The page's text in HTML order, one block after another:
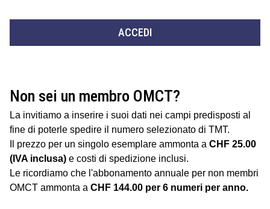
ACCEDI
Non sei un membro OMCT?
La invitiamo a inserire i suoi dati nei campi predisposti al
fine di poterle spedire il numero selezionato di TMT.
Il prezzo per un singolo esemplare ammonta a CHF 25.00
(IVA inclusa) e costi di spedizione inclusi.
Le ricordiamo che l'abbonamento annuale per non membri
OMCT ammonta a CHF 144.00 per 6 numeri per anno.